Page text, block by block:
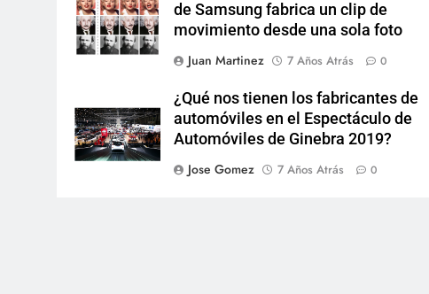
de Samsung fabrica un clip de
movimiento desde una sola foto
Juan Martinez
7 Años Atrás 0
¿Qué nos tienen los fabricantes de
automóviles en el Espectáculo de
Automóviles de Ginebra 2019?
Jose Gomez
7 Años Atrás 0